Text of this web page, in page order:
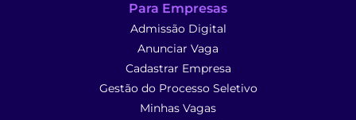
Para Empresas
Admissão Digital
Anunciar Vaga
Cadastrar Empresa
Gestão do Processo Seletivo
Minhas Vagas